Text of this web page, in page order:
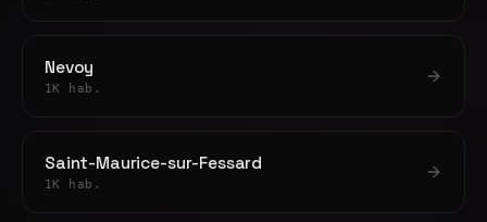
Nevoy
1K hab.
Saint-Maurice-sur-Fessard
1K hab.